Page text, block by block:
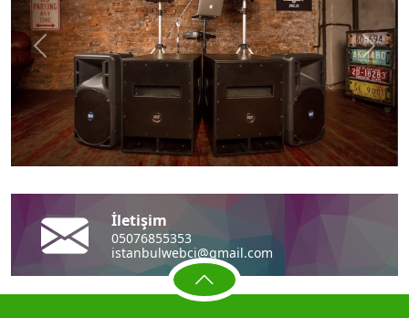
Önceki
İletişim